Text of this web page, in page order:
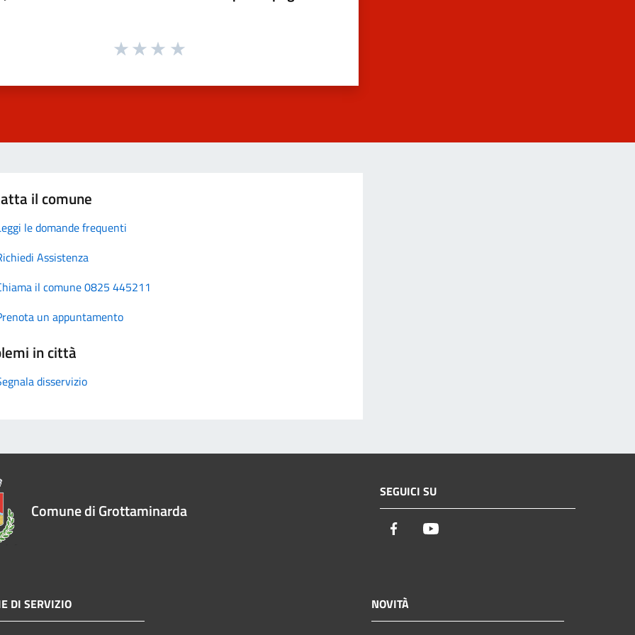
il comune
le domande frequenti
Assistenza
il comune 0825 445211
un appuntamento
in città
disservizio
Comune di Grottaminarda
SEGUICI SU
Facebook
DI SERVIZIO NOVITÀ